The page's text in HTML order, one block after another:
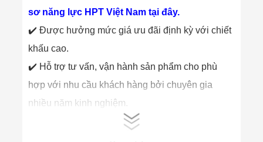
sơ năng lực HPT Việt Nam tại đây.
✔️ Được hưởng mức giá ưu đãi định kỳ với chiết
khấu cao.
✔️ Hỗ trợ tư vấn, vận hành sản phẩm cho phù
hợp với nhu cầu khách hàng bởi chuyên gia
nhiều năm kinh nghiệm.
✔️ Thường xuyên cập nhật thông tin về sản phẩm